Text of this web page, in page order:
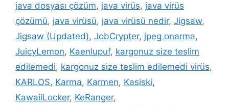
java dosyası çözüm, java virüs, java virüs
çözümü, java virüsü, java virüsü nedir, Jigsaw,
Jigsaw (Updated), JobCrypter, jpeg onarma,
JuicyLemon, Kaenlupuf, kargonuz size teslim
edilemedi, kargonuz size teslim edilemedi virüs,
KARLOS, Karma, Karmen, Kasiski,
KawaiiLocker, KeRanger,